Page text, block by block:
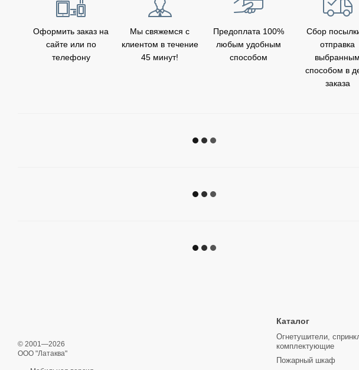
Оформить заказ на
сайте или по
телефону
Мы свяжемся с
клиентом в течение
45 минут!
Предоплата 100%
любым удобным
способом
Сбор
отправка
выбранным
способом в
заказа
© 2001—2026
ООО "Латаква"
Каталог
Огнетушители,
комплектующие
Пожарный шкаф